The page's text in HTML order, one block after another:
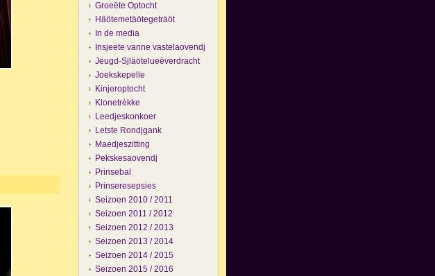
Groeëte Optocht
Häötemetäötegeträöt
In de media
Insjeete vanne vastelaovendj
Jeugd-Sjläötelueëverdracht
Joekskepelle
Kinjeroptocht
Klonetrèkke
Leedjeskonkoer
Letste Rondjgank
Maedjeszitting
Pekskesaovendj
Prinsebal
Prinseresepsies
Seizoen 2010 / 2011
Seizoen 2011 / 2012
Seizoen 2012 / 2013
Seizoen 2013 / 2014
Seizoen 2014 / 2015
Seizoen 2015 / 2016